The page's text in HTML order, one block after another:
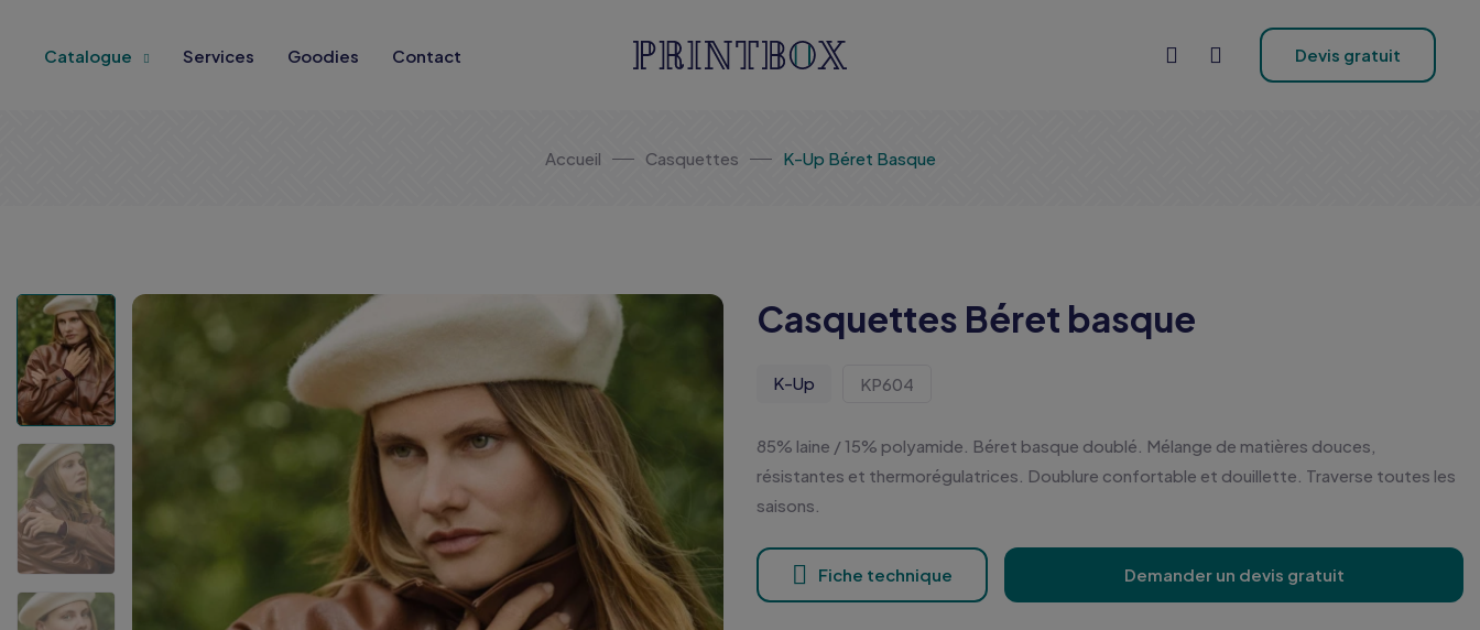
Catalogue Services Goodies Contact Devis gratuit
Accueil Casquettes K-Up Béret Basque
Casquettes Béret basque
K-Up KP604
85% laine / 15% polyamide. Béret basque doublé. Mélange de matières douces,
résistantes et thermorégulatrices. Doublure confortable et douillette. Traverse toutes les
saisons.
Fiche technique Demander un devis gratuit